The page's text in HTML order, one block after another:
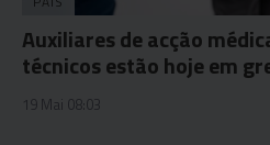
Auxiliares de acção
técnicos estão hoje em
19 Mai 08:03